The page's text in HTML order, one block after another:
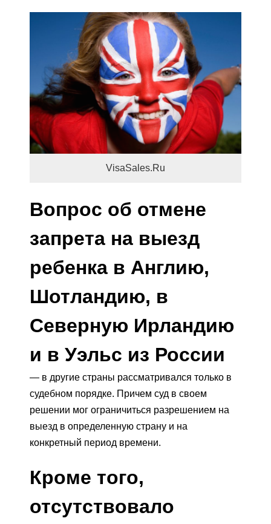
VisaSales.Ru
Вопрос об отмене
запрета на выезд
ребенка в Англию,
Шотландию, в
Северную Ирландию
и в Уэльс из России
— в другие страны рассматривался только в
судебном порядке. Причем суд в своем
решении мог ограничиться разрешением на
выезд в определенную страну и на
конкретный период времени.
Кроме того,
отсутствовало